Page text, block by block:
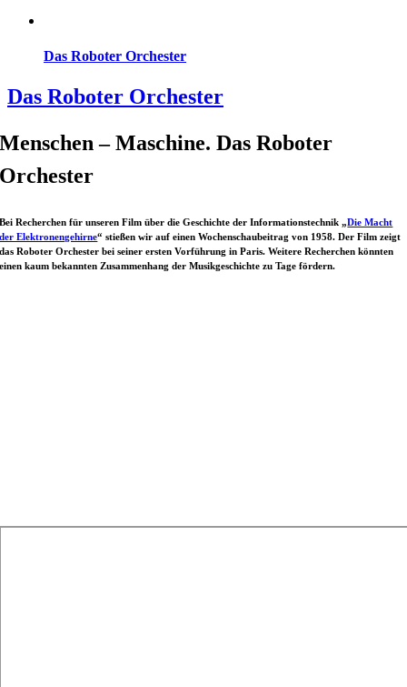
Das Roboter Orchester
Das Roboter Orchester
Menschen – Maschine. Das Roboter
Orchester
Bei Recherchen für unseren Film über die Geschichte der Informationstechnik „Die Macht
der Elektronengehirne“ stießen wir auf einen Wochenschaubeitrag von 1958. Der Film zeigt
das Roboter Orchester bei seiner ersten Vorführung in Paris. Weitere Recherchen könnten
einen kaum bekannten Zusammenhang der Musikgeschichte zu Tage fördern.